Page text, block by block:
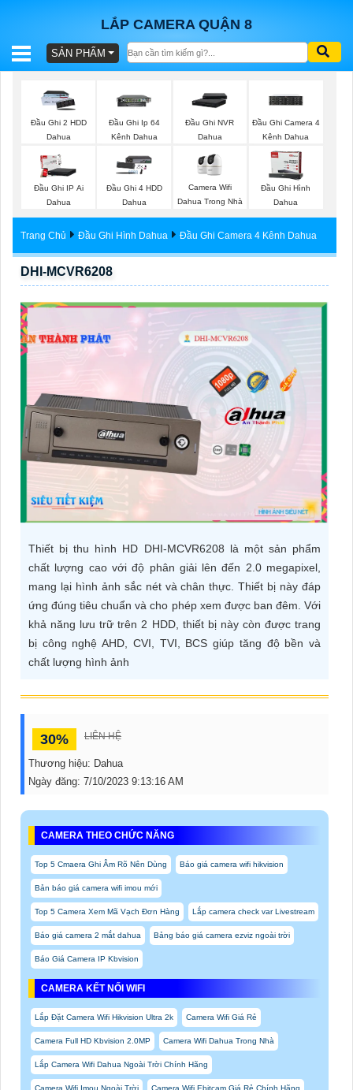
LẮP CAMERA QUẬN 8
BÁO
VẤN
LẮP
ĐẶT
PHỤ
KIỆN
CAMERA
VỤ
SẢN PHẨM
Đầu Ghi 2 HDD
Dahua
Đầu Ghi Ip 64
Kênh Dahua
Đầu Ghi NVR
Dahua
Đầu Ghi Camera 4
Kênh Dahua
Đầu Ghi IP Ai
Dahua
Đầu Ghi 4 HDD
Dahua
Camera Wifi
Dahua Trong Nhà
Đầu Ghi Hình
Dahua
Trang Chủ Đầu Ghi Hình Dahua Đầu Ghi Camera 4 Kênh Dahua
DHI-MCVR6208
Thiết bị thu hình HD DHI-MCVR6208 là một sản phẩm
chất lượng cao với độ phân giải lên đến 2.0 megapixel,
mang lại hình ảnh sắc nét và chân thực. Thiết bị này đáp
ứng đúng tiêu chuẩn và cho phép xem được ban đêm. Với
khả năng lưu trữ trên 2 HDD, thiết bị này còn được trang
bị công nghệ AHD, CVI, TVI, BCS giúp tăng độ bền và
chất lượng hình ảnh
30% LIÊN HỆ
Thương hiệu: Dahua
Ngày đăng: 7/10/2023 9:13:16 AM
CAMERA THEO CHỨC NĂNG
Top 5 Cmaera Ghi Âm Rõ Nên Dùng Báo giá camera wifi hikvision
Bản báo giá camera wifi imou mới
Top 5 Camera Xem Mã Vạch Đơn Hàng Lắp camera check var Livestream
Báo giá camera 2 mắt dahua Bảng báo giá camera ezviz ngoài trời
Báo Giá Camera IP Kbvision
CAMERA KẾT NỐI WIFI
Lắp Đặt Camera Wifi Hikvision Ultra 2k Camera Wifi Giá Rẻ
Camera Full HD Kbvision 2.0MP Camera Wifi Dahua Trong Nhà
Lắp Camera Wifi Dahua Ngoài Trời Chính Hãng
Camera Wifi Imou Ngoài Trời Camera Wifi Ebitcam Giá Rẻ Chính Hãng